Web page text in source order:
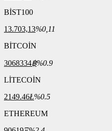
BİST100
13.703,13%0,11
BİTCOİN
3068334฿%0.9
LİTECOİN
2149.46Ł%0.5
ETHEREUM